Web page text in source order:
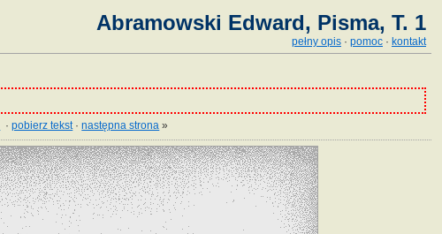
Abramowski Edward, Pisma, T. 1
pełny opis · pomoc · kontakt
·pobierz tekst·następna strona »